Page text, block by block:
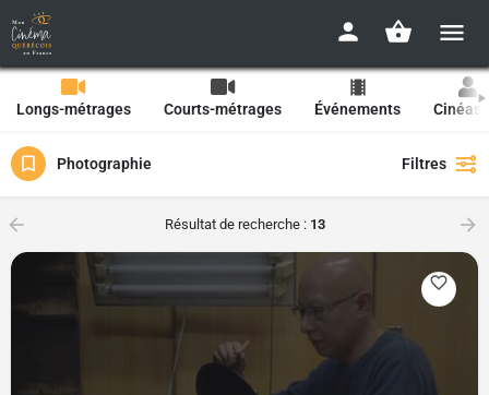
Longs-métrages Courts-métrages Événements
Photographie Filtres
Résultat de recherche : 13